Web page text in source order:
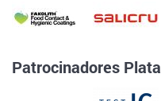
Patrocinadores Plata